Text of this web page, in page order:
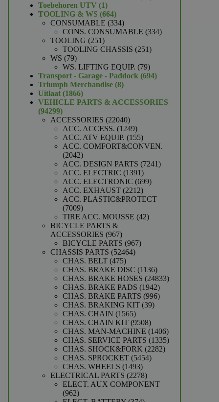
Toebehoren UTV 11
product
TOOLING & WS 664664
producten
CONSUMABLE 334334
producten
CONS. CONSUMABLE 334334
TOOLING 251251
producten
TOOLING CHASSIS 251251
WS 7979
producten
WS. LIFTING EQUIP. 7979
producten
Transport - Garage - Paddock 694694
Triumph Merchandise 88
Uitlaat 18661866
producten
VEHICLE PARTS & ACCESSORIES
9429994299
producten
ACCESSORIES 2204022040
producten
ACC. ACCESS. 12491249
producten
ACC. ATV EQUIP. 155155
producten
ACC. COMFORT&CONVEN.
20422042
producten
ACC. DESIGN PARTS 72417241
ACC. ELECTRIC 13911391
producten
ACC. ELECTRONIC 699699
ACC. EXHAUST 22122212
producten
ACC. PLASTIC&PROTECT
70097009
producten
TIRE ACC. MOUSSE 4242
BICYCLE PARTS &
ACCESSORIES 967967
producten
BICYCLE PARTS 967967
CHASSIS PARTS 5246452464
CHAS. BELT 475475
producten
CHAS. BRAKE DISC 11361136
producten
CHAS. BRAKE HOSES 2483324833
CHAS. BRAKE PADS 19421942
producten
CHAS. BRAKE PARTS 996996
CHAS. BRAKING KIT 3939
CHAS. CHAIN 15651565
producten
CHAS. CHAIN KIT 95089508
producten
CHAS. MAN-MACHINE 14061406
producten
CHAS. SERVICE PARTS 13351335
CHAS. SHOCK&FORK 22822282
CHAS. SPROCKET 54545454
CHAS. WHEELS 14931493
producten
ELECTRICAL PARTS 22782278
producten
ELECT. AUX COMPONENT
962962